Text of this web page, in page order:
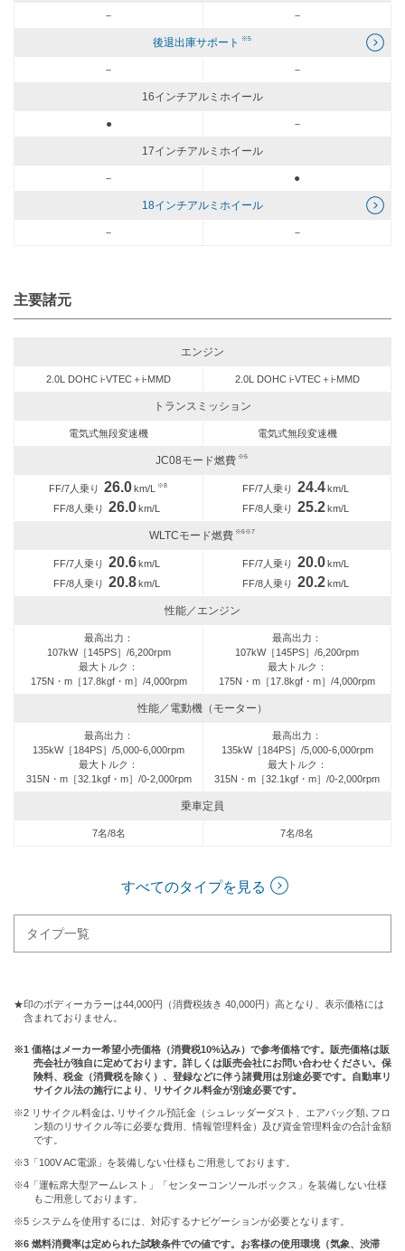
－ －
後退出庫サポート ※5
－ －
16インチアルミホイール
● －
17インチアルミホイール
－ ●
18インチアルミホイール
－ －
主要諸元
エンジン
2.0L DOHC i-VTEC＋i-MMD 2.0L DOHC i-VTEC＋i-MMD
トランスミッション
電気式無段変速機 電気式無段変速機
JC08モード燃費 ※6
FF/7人乗り 26.0 km/L ※8
FF/8人乗り 26.0 km/L
FF/7人乗り 24.4 km/L
FF/8人乗り 25.2 km/L
WLTCモード燃費 ※6※7
FF/7人乗り 20.6 km/L
FF/8人乗り 20.8 km/L
FF/7人乗り 20.0 km/L
FF/8人乗り 20.2 km/L
性能／エンジン
最高出力：
107kW［145PS］/6,200rpm
最大トルク：
175N・m［17.8kgf・m］/4,000rpm
最高出力：
107kW［145PS］/6,200rpm
最大トルク：
175N・m［17.8kgf・m］/4,000rpm
性能／電動機（モーター）
最高出力：
135kW［184PS］/5,000-6,000rpm
最大トルク：
315N・m［32.1kgf・m］/0-2,000rpm
最高出力：
135kW［184PS］/5,000-6,000rpm
最大トルク：
315N・m［32.1kgf・m］/0-2,000rpm
乗車定員
7名/8名 7名/8名
すべてのタイプを見る
タイプ一覧
★印のボディーカラーは44,000円（消費税抜き 40,000円）高となり、表示価格には
含まれておりません。
※1 価格はメーカー希望小売価格（消費税10%込み）で参考価格です。販売価格は販
売会社が独自に定めております。詳しくは販売会社にお問い合わせください。保
険料、税金（消費税を除く）、登録などに伴う諸費用は別途必要です。自動車リ
サイクル法の施行により、リサイクル料金が別途必要です。
※2 リサイクル料金は､リサイクル預託金（シュレッダーダスト、エアバッグ類､フロ
ン類のリサイクル等に必要な費用、情報管理料金）及び資金管理料金の合計金額
です。
※3「100V AC電源」を装備しない仕様もご用意しております。
※4「運転席大型アームレスト」「センターコンソールボックス」を装備しない仕様
もご用意しております。
※5 システムを使用するには、対応するナビゲーションが必要となります。
※6 燃料消費率は定められた試験条件での値です。お客様の使用環境（気象、渋滞